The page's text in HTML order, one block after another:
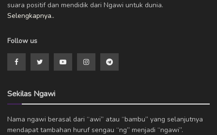
suara positif dan mendidik dari Ngawi untuk dunia.
Selengkapnya..
Follow us
Sekilas Ngawi
Nama ngawi berasal dari “awi” atau “bambu” yang selanjutnya
mendapat tambahan huruf sengau “ng” menjadi “ngawi”.